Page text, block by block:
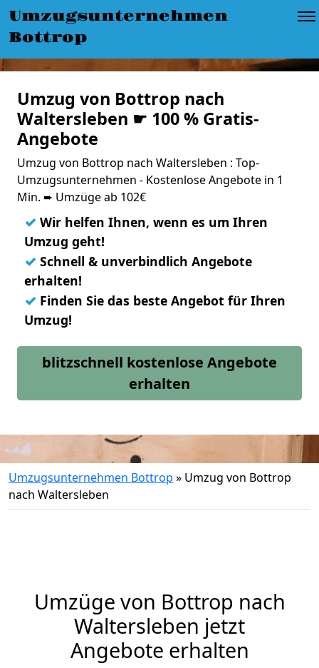
Umzugsunternehmen
Bottrop
Umzug von Bottrop nach
Waltersleben ☛ 100 % Gratis-
Angebote
Umzug von Bottrop nach Waltersleben : Top-
Umzugsunternehmen - Kostenlose Angebote in 1
Min. ➨ Umzüge ab 102€
✓ Wir helfen Ihnen, wenn es um Ihren
Umzug geht!
✓ Schnell & unverbindlich Angebote
erhalten!
✓ Finden Sie das beste Angebot für Ihren
Umzug!
blitzschnell kostenlose Angebote
erhalten
Umzugsunternehmen Bottrop » Umzug von Bottrop
nach Waltersleben
Umzüge von Bottrop nach
Waltersleben jetzt
Angebote erhalten